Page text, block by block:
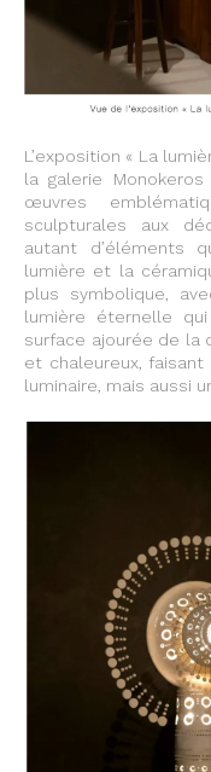
L’exposition « La
la galerie
œuvres
sculpturales aux
autant d’éléments
lumière et la
plus symbolique,
lumière éternelle
surface ajourée de la
et chaleureux,
luminaire, mais aussi